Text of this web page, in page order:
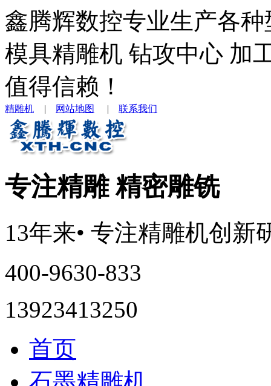
鑫腾辉数控专业生产各
模具精雕机 钻攻中心 加
值得信赖！
精雕机 | 网站地图 | 联系我们
专注精雕 精密雕铣
13年来• 专注精雕机创新
400-9630-833
13923413250
首页